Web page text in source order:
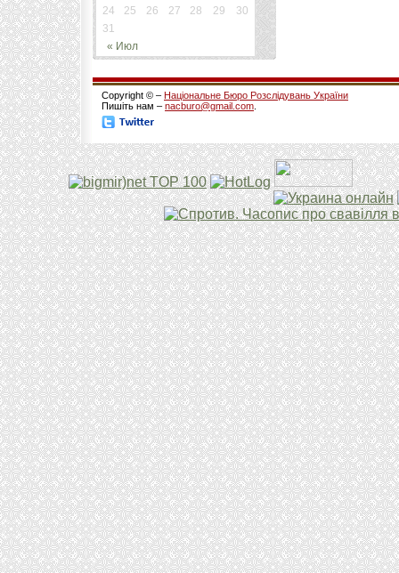
« Июл
24
25 26 27 28 29
30
31
Copyright © – Національне Бюро Розслідувань України
Пишіть нам – nacburo@gmail.com